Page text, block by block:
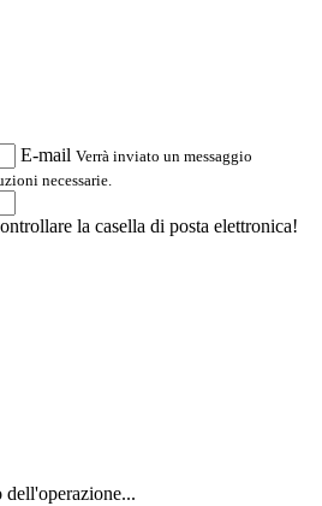
E-mail Verrà inviato un messaggio
necessarie.
la casella di posta elettronica!
dell'operazione...